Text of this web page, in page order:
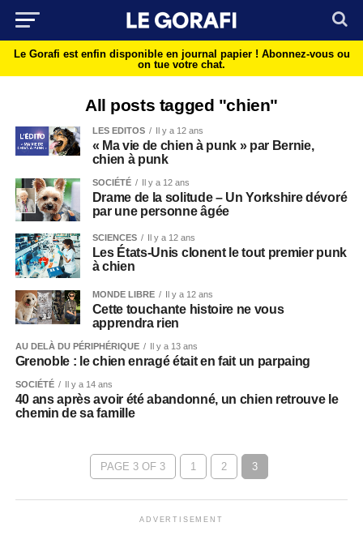
Le Gorafi est enfin disponible en journal papier ! Abonnez-vous ou
on tue votre chat.
All posts tagged "chien"
LES EDITOS Il y a 12 ans
« Ma vie de chien à punk » par Bernie,
chien à punk
SOCIÉTÉ Il y a 12 ans
Drame de la solitude – Un Yorkshire dévoré
par une personne âgée
SCIENCES Il y a 12 ans
Les États-Unis clonent le tout premier punk
à chien
MONDE LIBRE Il y a 12 ans
Cette touchante histoire ne vous
apprendra rien
AU DELÀ DU PÉRIPHÉRIQUE Il y a 13 ans
Grenoble : le chien enragé était en fait un parpaing
SOCIÉTÉ Il y a 14 ans
40 ans après avoir été abandonné, un chien retrouve le
chemin de sa famille
PAGE 3 OF 3 1 2 3
ADVERTISEMENT